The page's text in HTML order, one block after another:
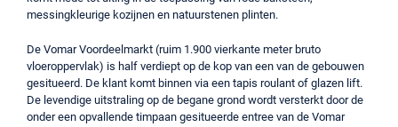
messingkleurige kozijnen en natuurstenen plinten.
De Vomar Voordeelmarkt (ruim 1.900 vierkante meter bruto
vloeroppervlak) is half verdiept op de kop van een van de gebouwen
gesitueerd. De klant komt binnen via een tapis roulant of glazen lift.
De levendige uitstraling op de begane grond wordt versterkt door de
onder een opvallende timpaan gesitueerde entree van de Vomar